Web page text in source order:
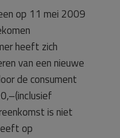
op 11 mei 2009
heeft zich
van een nieuwe
de consument
is niet
op